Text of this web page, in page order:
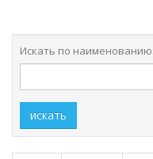
Искать по наименованию:
искать